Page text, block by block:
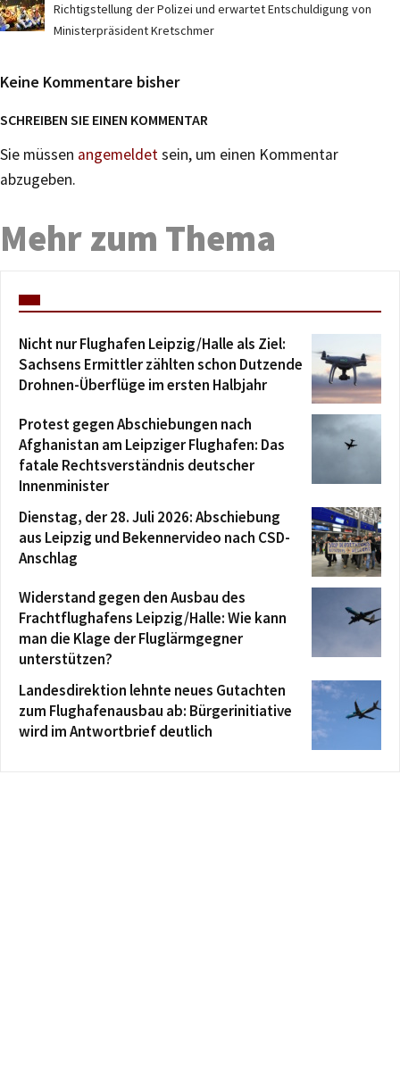
Richtigstellung der Polizei und erwartet Entschuldigung von
Ministerpräsident Kretschmer
Keine Kommentare bisher
SCHREIBEN SIE EINEN KOMMENTAR
Sie müssen angemeldetsein, um einen Kommentar
abzugeben.
Mehr zum Thema
Nicht nur Flughafen Leipzig/Halle als Ziel:
Sachsens Ermittler zählten schon Dutzende
Drohnen-Überflüge im ersten Halbjahr
Protest gegen Abschiebungen nach
Afghanistan am Leipziger Flughafen: Das
fatale Rechtsverständnis deutscher
Innenminister
Dienstag, der 28. Juli 2026: Abschiebung
aus Leipzig und Bekennervideo nach CSD-
Anschlag
Widerstand gegen den Ausbau des
Frachtflughafens Leipzig/Halle: Wie kann
man die Klage der Fluglärmgegner
unterstützen?
Landesdirektion lehnte neues Gutachten
zum Flughafenausbau ab: Bürgerinitiative
wird im Antwortbrief deutlich